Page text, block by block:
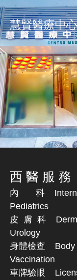
慧賢醫療中
西 醫 服 務
內 科
皮 膚 科
Urology
身體檢查
Vaccination
車牌驗眼